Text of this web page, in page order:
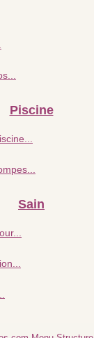
Piscine
Sain